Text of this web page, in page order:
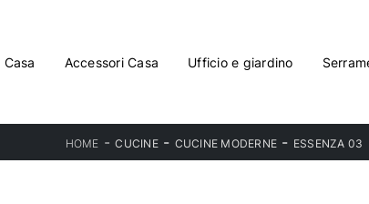
Accessori Casa Ufficio e giardino
HOME -CUCINE- CUCINE MODERNE - ESSENZA 03